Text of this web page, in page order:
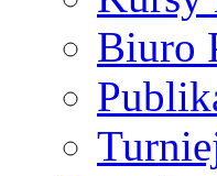
Biuro